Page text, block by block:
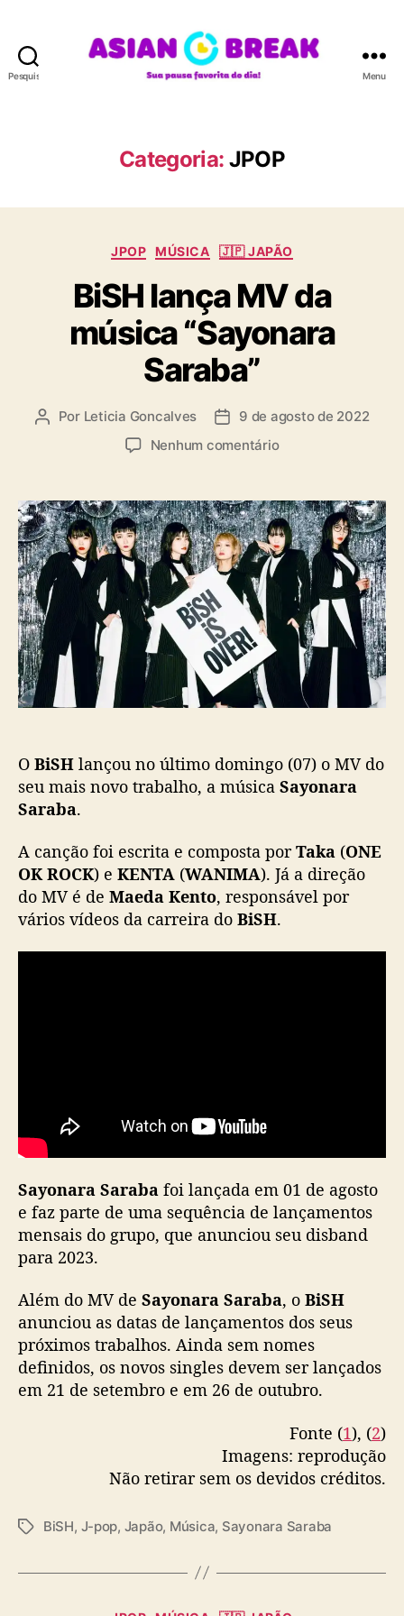
Pesquisar
A
N
R
A
Menu
Categoria: JPOP
C
t
e
g
o
r
i
JPOP MÚSICA 🇯🇵 JAPÃO
BiSH lança MV da
música “Sayonara
Saraba”
A
r
d
o
p
o
s
t
Por Leticia Goncalves
D
d
e
p
u
b
c
a
ç
ã
9 de agosto de 2022
Nenhum comentárioe
i
S
H
l
ú
s
“
S
a
y
”
O BiSH lançou no último domingo (07) o MV do
seu mais novo trabalho, a música Sayonara
Saraba.
A canção foi escrita e composta porTaka (ONE
OK ROCK) e KENTA (WANIMA). Já a direção
do MV é de Maeda Kento, responsável por
vários vídeos da carreira do BiSH.
Sayonara Saraba foi lançada em 01 de agosto
e faz parte de uma sequência de lançamentos
mensais do grupo, que anunciou seu disband
para 2023.
Além do MV de Sayonara Saraba, o BiSH
anunciou as datas de lançamentos dos seus
próximos trabalhos. Ainda sem nomes
definidos, os novos singles devem ser lançados
em 21 de setembro e em 26 de outubro.
Fonte (1), (2)
Imagens: reprodução
Não retirar sem os devidos créditos.
T
BiSH, J-pop, Japão, Música, Sayonara Saraba